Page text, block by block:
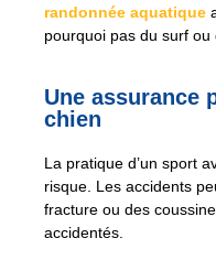
randonnée aquatique
pourquoi pas du surf ou
Une assurance
chien
La pratique d’un sport
risque. Les accidents
fracture ou des
accidentés.